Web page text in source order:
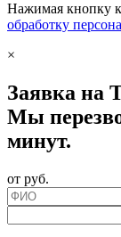
Нажимая кнопку
обработку
×
Заявка на
Мы
минут.
от руб.